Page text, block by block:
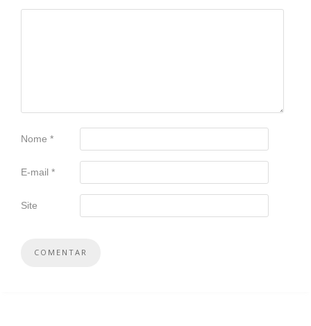
Nome *
E-mail *
Site